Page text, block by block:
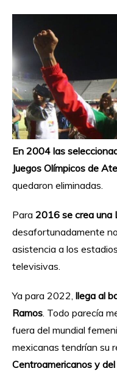
En 2004 las
Juegos Olímpicos de
quedaron eliminadas.
Para 2016 se crea una
desafortunadamente
asistencia a los
televisivas.
Ya para 2022, llega al
Ramos. Todo parecía
fuera del mundial
mexicanas tendrían su
Centroamericanos y